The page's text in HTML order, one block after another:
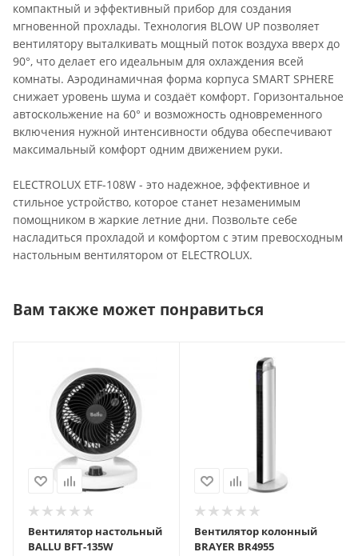
компактный и эффективный прибор для создания
мгновенной прохлады. Технология BLOW UP позволяет
вентилятору выталкивать мощный поток воздуха вверх до
90°, что делает его идеальным для охлаждения всей
комнаты. Аэродинамичная форма корпуса SMART SPHERE
снижает уровень шума и создаёт комфорт. Горизонтальное
автоскольжение на 60° и возможность одновременного
включения нужной интенсивности обдува обеспечивают
максимальный комфорт одним движением руки.
ELECTROLUX ETF-108W - это надежное, эффективное и
стильное устройство, которое станет незаменимым
помощником в жаркие летние дни. Позвольте себе
насладиться прохладой и комфортом с этим превосходным
настольным вентилятором от ELECTROLUX.
Вам также может понравиться
Вентилятор настольный
BALLU BFT-135W
Вентилятор колонный
BRAYER BR4955